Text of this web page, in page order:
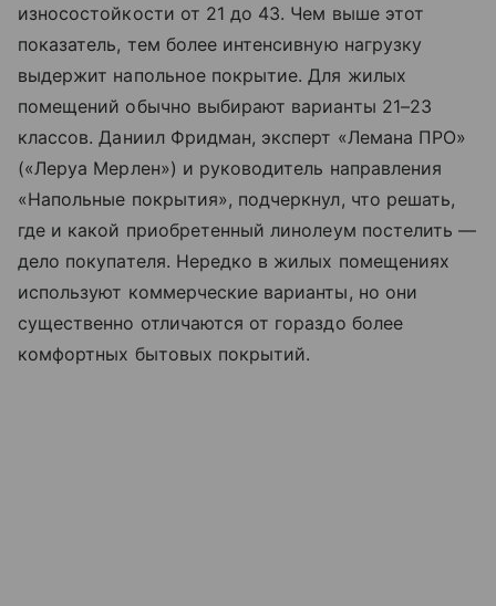
износостойкости от 21 до 43. Чем выше этот
показатель, тем более интенсивную нагрузку
выдержит напольное покрытие. Для жилых
помещений обычно выбирают варианты 21–23
классов. Даниил Фридман, эксперт «Лемана ПРО»
(«Леруа Мерлен») и руководитель направления
«Напольные покрытия», подчеркнул, что решать,
где и какой приобретенный линолеум постелить —
дело покупателя. Нередко в жилых помещениях
используют коммерческие варианты, но они
существенно отличаются от гораздо более
комфортных бытовых покрытий.